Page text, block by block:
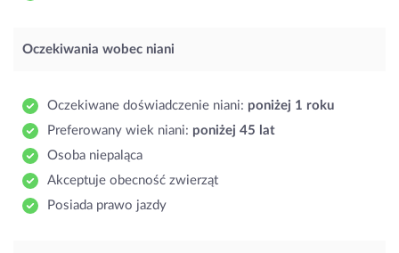
Oczekiwania wobec niani
Oczekiwane doświadczenie niani: poniżej 1 roku
Preferowany wiek niani: poniżej 45 lat
Osoba niepaląca
Akceptuje obecność zwierząt
Posiada prawo jazdy